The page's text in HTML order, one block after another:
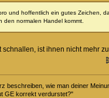
und hoffentlich ein gutes Zeichen,
den normalen Handel kommt.
schnallen, ist ihnen nicht mehr
beschreiben, wie man deiner
GE korrekt verdurstet?"